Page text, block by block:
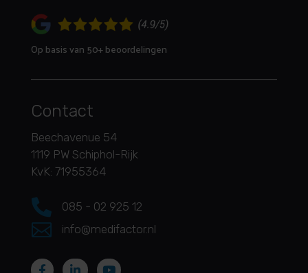
Op basis van 50+ beoordelingen
Contact
Beechavenue 54
1119 PW Schiphol-Rijk
KvK: 71955364
 085 - 02 925 12
 info@medifactor.nl